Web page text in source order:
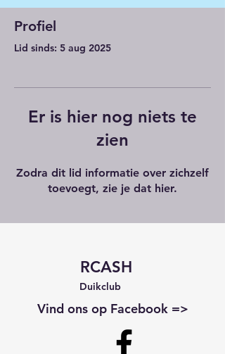
Profiel
Lid sinds: 5 aug 2025
Er is hier nog niets te
zien
Zodra dit lid informatie over zichzelf
toevoegt, zie je dat hier.
RCASH
Duikclub
Vind ons op Facebook =>